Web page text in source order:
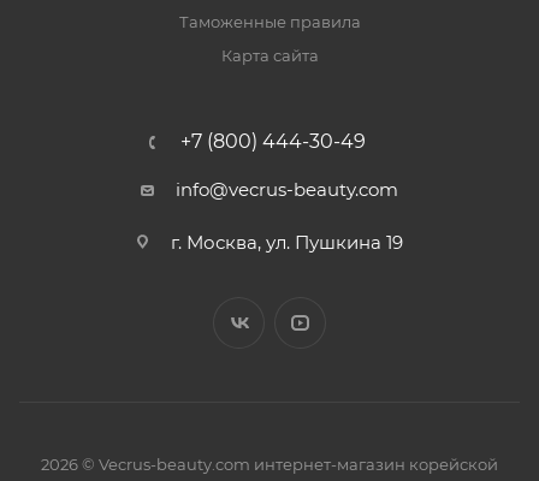
Таможенные правила
Карта сайта
+7 (800) 444-30-49
info@vecrus-beauty.com
г. Москва, ул. Пушкина 19
2026 © Vecrus-beauty.com интернет-магазин корейской